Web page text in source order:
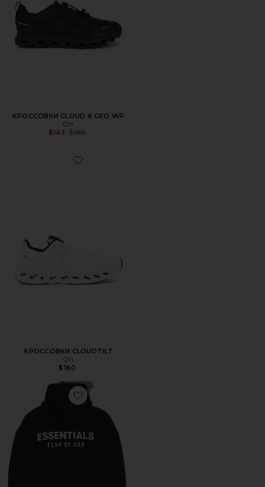
КРОССОВКИ CLOUD 6 GEO WP
On
$143 Previous price:
$190
Favorite КРОССОВКИ CLOUDTILT
КРОССОВКИ CLOUDTILT
On
$160
Favorite ХУДИ